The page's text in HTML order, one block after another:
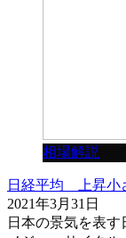
相場解説
日経平均 上昇小
2021年3月31日
日本の景気を表